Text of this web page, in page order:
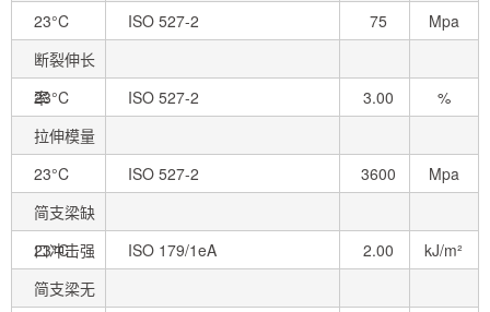
23°C
ISO 527-2 75
Mpa
断裂伸长
率
23°C ISO 527-2 3.00
%
拉伸模量
23°C
ISO 527-2 3600
Mpa
简支梁缺
口冲击强
度
23°C ISO 179/1eA 2.00
kJ/m²
简支梁无